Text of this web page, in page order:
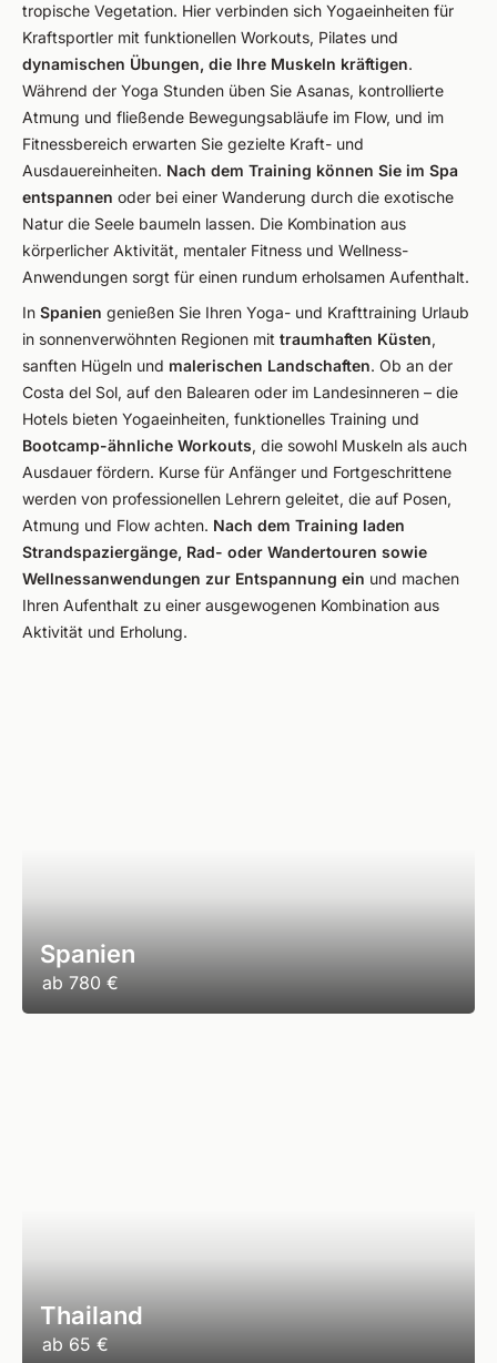
tropische Vegetation. Hier verbinden sich Yogaeinheiten für
Kraftsportler mit funktionellen Workouts, Pilates und
dynamischen Übungen, die Ihre Muskeln kräftigen.
Während der Yoga Stunden üben Sie Asanas, kontrollierte
Atmung und fließende Bewegungsabläufe im Flow, und im
Fitnessbereich erwarten Sie gezielte Kraft- und
Ausdauereinheiten. Nach dem Training können Sie im Spa
entspannen oder bei einer Wanderung durch die exotische
Natur die Seele baumeln lassen. Die Kombination aus
körperlicher Aktivität, mentaler Fitness und Wellness-
Anwendungen sorgt für einen rundum erholsamen Aufenthalt.
In Spanien genießen Sie Ihren Yoga- und Krafttraining Urlaub
in sonnenverwöhnten Regionen mit traumhaften Küsten,
sanften Hügeln und malerischen Landschaften. Ob an der
Costa del Sol, auf den Balearen oder im Landesinneren – die
Hotels bieten Yogaeinheiten, funktionelles Training und
Bootcamp-ähnliche Workouts, die sowohl Muskeln als auch
Ausdauer fördern. Kurse für Anfänger und Fortgeschrittene
werden von professionellen Lehrern geleitet, die auf Posen,
Atmung und Flow achten. Nach dem Training laden
Strandspaziergänge, Rad- oder Wandertouren sowie
Wellnessanwendungen zur Entspannung ein und machen
Ihren Aufenthalt zu einer ausgewogenen Kombination aus
Aktivität und Erholung.
Spanien
ab 780 €
Thailand
ab 65 €